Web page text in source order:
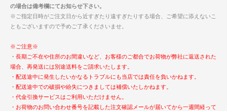
の場合は備考欄にてお知らせ下さい。
※ご指定日時がご注文日から近すぎたり遠すぎたりする場合、ご希望に添えないこ
ともございますので予めご了承くださいませ。
※ご注意※
・長期ご不在や住所のお間違いなど、お客様のご都合でお荷物が弊社に返送された
場合、再発送には別途送料をご請求いたします。
・配送途中に発生したいかなるトラブルにも当店では責任を負いかねます。
・配送途中での破損や紛失につきましては補償いたしかねます。
・代金引換サービスはご利用いただけません。
・お荷物のお問い合わせ番号を記載した注文確認メールが届いてから一週間経って